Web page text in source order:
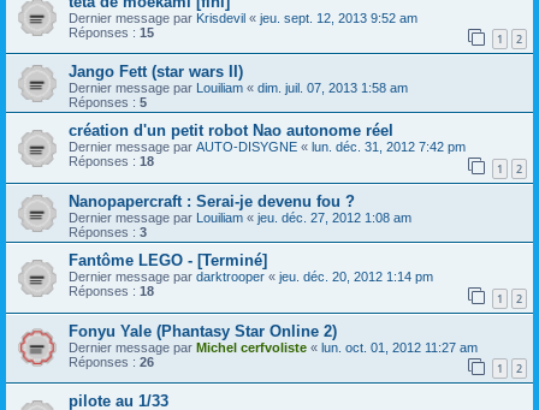
Dernier message par Krisdevil « jeu. sept. 12, 2013 9:52 am
Réponses : 15 1 2
Jango Fett (star wars II)
Dernier message par Louiliam « dim. juil. 07, 2013 1:58 am
Réponses : 5
création d'un petit robot Nao autonome réel
Dernier message par AUTO-DISYGNE « lun. déc. 31, 2012 7:42 pm
Réponses : 18 1 2
Nanopapercraft : Serai-je devenu fou ?
Dernier message par Louiliam « jeu. déc. 27, 2012 1:08 am
Réponses : 3
Fantôme LEGO - [Terminé]
Dernier message par darktrooper « jeu. déc. 20, 2012 1:14 pm
Réponses : 18 1 2
Fonyu Yale (Phantasy Star Online 2)
Dernier message par Michel cerfvoliste « lun. oct. 01, 2012 11:27 am
Réponses : 26 1 2
pilote au 1/33